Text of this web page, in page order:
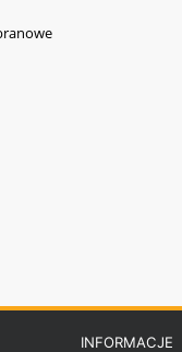
INFORMACJE